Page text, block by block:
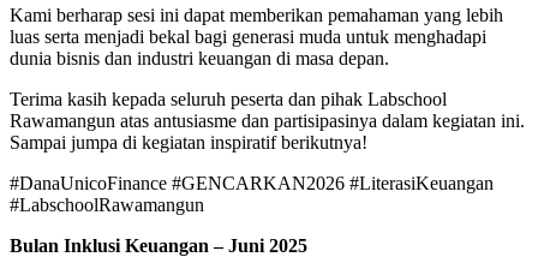
Kami berharap sesi ini dapat memberikan pemahaman yang lebih
luas serta menjadi bekal bagi generasi muda untuk menghadapi
dunia bisnis dan industri keuangan di masa depan.
Terima kasih kepada seluruh peserta dan pihak Labschool
Rawamangun atas antusiasme dan partisipasinya dalam kegiatan ini.
Sampai jumpa di kegiatan inspiratif berikutnya!
#DanaUnicoFinance #GENCARKAN2026 #LiterasiKeuangan
#LabschoolRawamangun
Bulan Inklusi Keuangan – Juni 2025